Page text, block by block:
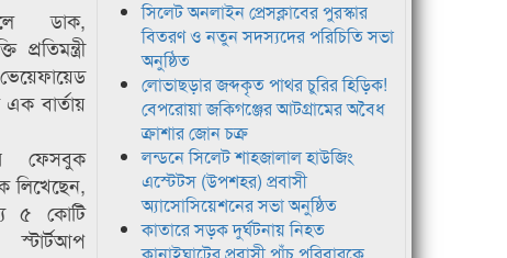
ডাক,
বার্তায়
ফেসবুক
লিখেছেন,
৫ কোটি
স্টার্টআপ
সিলেট অনলাইন প্রেসক্লাবের পুরস্কার
বিতরণ ও নতুন সদস্যদের পরিচিতি সভা
অনুষ্ঠিত
লোভাছড়ার জব্দকৃত পাথর চুরির হিড়িক!
বেপরোয়া জকিগঞ্জের আটগ্রামের অবৈধ
ক্রাশার জোন চক্র
লন্ডনে সিলেট শাহজালাল হাউজিং
এস্টেটস (উপশহর) প্রবাসী
অ্যাসোসিয়েশনের সভা অনুষ্ঠিত
কাতারে সড়ক দুর্ঘটনায় নিহত